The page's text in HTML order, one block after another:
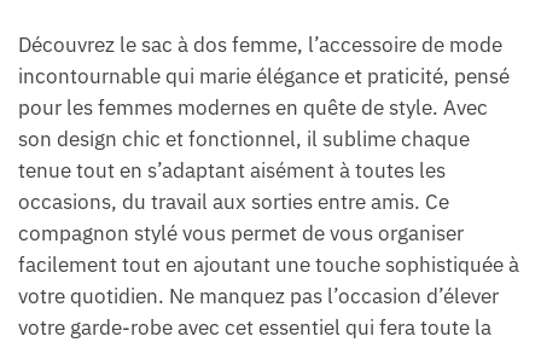
Découvrez le sac à dos femme, l’accessoire de mode
incontournable qui marie élégance et praticité, pensé
pour les femmes modernes en quête de style. Avec
son design chic et fonctionnel, il sublime chaque
tenue tout en s’adaptant aisément à toutes les
occasions, du travail aux sorties entre amis. Ce
compagnon stylé vous permet de vous organiser
facilement tout en ajoutant une touche sophistiquée à
votre quotidien. Ne manquez pas l’occasion d’élever
votre garde-robe avec cet essentiel qui fera toute la